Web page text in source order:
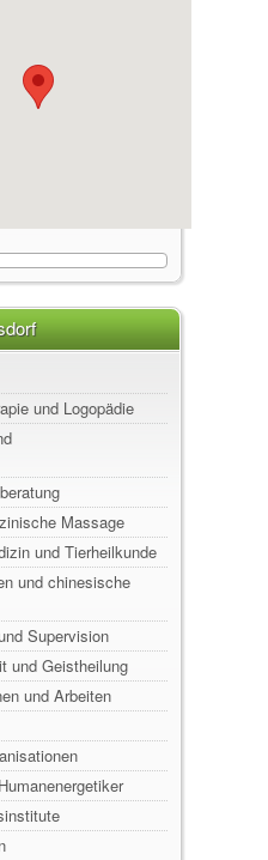
und Logopädie
Massage
und Tierheilkunde
und chinesische
Supervision
und Geistheilung
und Arbeiten